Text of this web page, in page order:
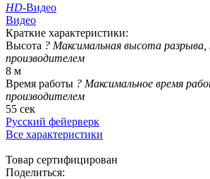
HD-Видео
Видео
Краткие характеристики:
Высота ? Максимальная высота разрыва,
производителем
8 м
Время работы ? Максимальное время
производителем
55 сек
Русский фейерверк
Все характеристики
Товар сертифицирован
Поделиться: